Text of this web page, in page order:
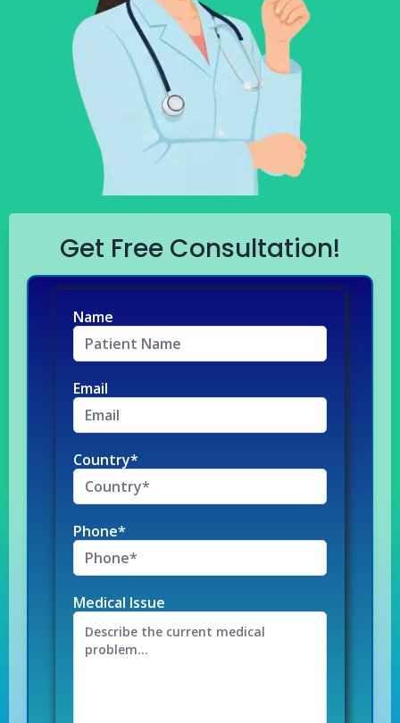
Get Free Consultation!
Name
Email
Country*
Phone*
Medical Issue